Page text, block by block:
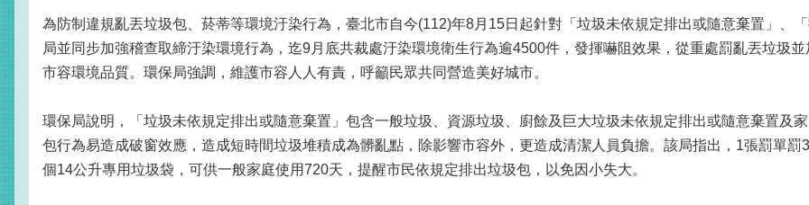
為防制違規亂丟垃圾包、菸蒂等環境汙染行為，臺北市自今(112)年8月15日起針對「垃圾未依規定排出或隨意棄置」、
局並同步加強稽查取締汙染環境行為，迄9月底共裁處汙染環境衛生行為逾4500件，發揮嚇阻效果，從重處罰亂丟垃圾
市容環境品質。環保局強調，維護市容人人有責，呼籲民眾共同營造美好城市。
環保局說明，「垃圾未依規定排出或隨意棄置」包含一般垃圾、資源垃圾、廚餘及巨大垃圾未依規定排出或隨意棄置及
包行為易造成破窗效應，造成短時間垃圾堆積成為髒亂點，除影響市容外，更造成清潔人員負擔。該局指出，1張罰單
個14公升專用垃圾袋，可供一般家庭使用720天，提醒市民依規定排出垃圾包，以免因小失大。